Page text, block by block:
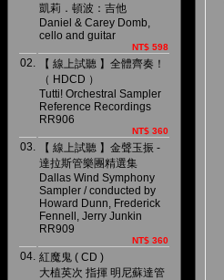
凱莉．頓波：吉他
Daniel & Carey Domb,
cello and guitar
NT$ 598
02.
【 線上試聽 】全體齊奏！
（ HDCD ）
Tutti! Orchestral Sampler
Reference Recordings
RR906
NT$ 360
03.
【 線上試聽 】金聲玉振 -
達拉斯管樂團精選集
Dallas Wind Symphony
Sampler / conducted by
Howard Dunn, Frederick
Fennell, Jerry Junkin
RR909
NT$ 360
04. 紅魔鬼 ( CD )
大植英次 指揮 明尼蘇達管